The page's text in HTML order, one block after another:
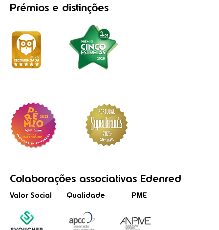
Prémios e distinções
Colaborações associativas Edenred
Valor Social Qualidade PME